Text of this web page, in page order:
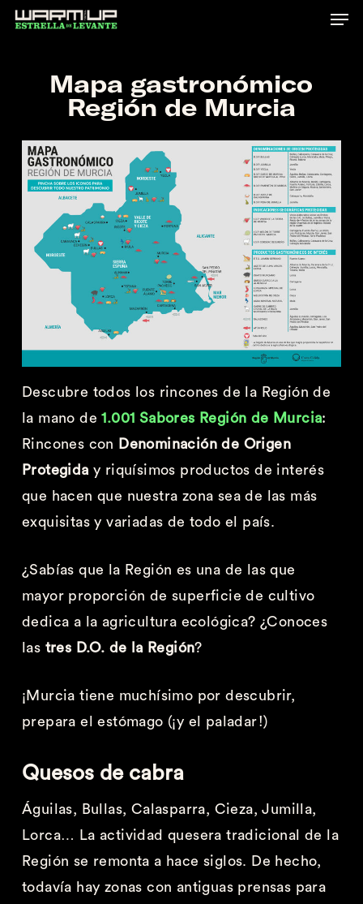
Skip
contentMapa gastronómico
Región de Murcia
Descubre todos los rincones de la Región de
la mano de1.001 Sabores Región de Murcia:
Rincones con
Denominación de Origen
Protegida y riquísimos productos de interés
que hacen que nuestra zona sea de las más
exquisitas y variadas de todo el país.
¿Sabías que la Región es una de las que
mayor proporción de superficie de cultivo
dedica a la agricultura ecológica? ¿Conoces
las tres D.O. de la Región?
¡Murcia tiene muchísimo por descubrir,
prepara el estómago (¡y el paladar!)
Quesos de cabra
Águilas, Bullas, Calasparra, Cieza, Jumilla,
Lorca… La actividad quesera tradicional de la
Región se remonta a hace siglos. De hecho,
todavía hay zonas con antiguas prensas para